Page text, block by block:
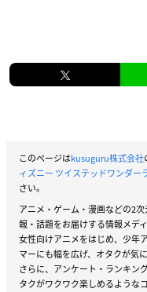
このページはkusuguru株式会社
ィズニー ツイステッドワンダー
さい。
アニメ・ゲーム・漫画などの2
報・話題をお届けする情報メデ
女性向けアニメをはじめ、少年
マーにも幅を広げ、オタクが気
さらに、アンケート・ランキン
タクがワクワク楽しめるような